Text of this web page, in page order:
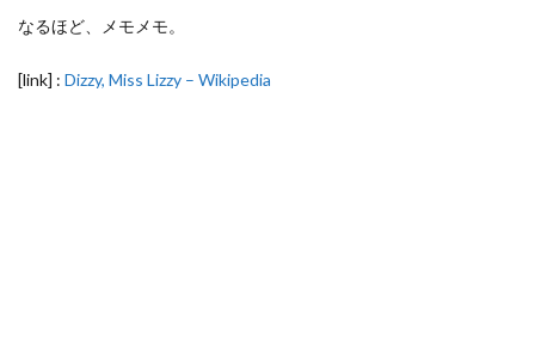
なるほど、メモメモ。
[link] : Dizzy, Miss Lizzy – Wikipedia